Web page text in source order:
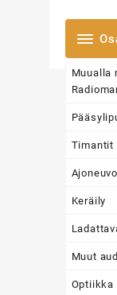
Muualla
Timantit
Keräily
Muut
Optiikka